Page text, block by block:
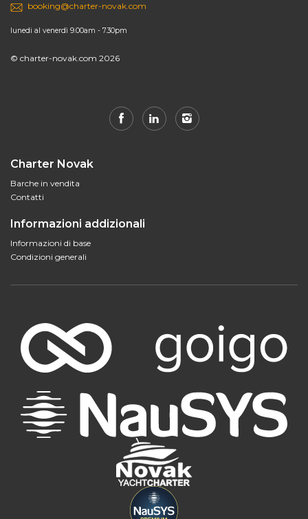
booking@charter-novak.com
lunedi al venerdì 9.00am - 7.30pm
© charter-novak.com 2026
Charter Novak
Barche in vendita
Contatti
Informazioni addizionali
Informazioni di base
Condizioni generali